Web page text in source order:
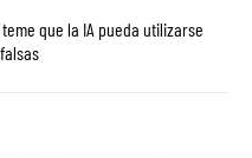
que la IA pueda utilizarse